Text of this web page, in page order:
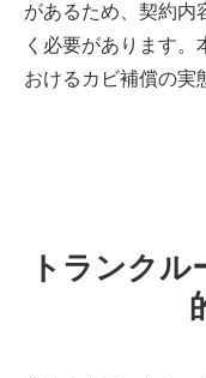
があるため、契約内
く必要があります。
おけるカビ補償の実
トランク